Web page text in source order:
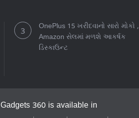
OnePlus 15 ખરીદવાનો સારો મોકો ,
Amazon સેલમાં મળશે આકર્ષક
ડિસ્કાઉન્ટ
Gadgets 360 is available in